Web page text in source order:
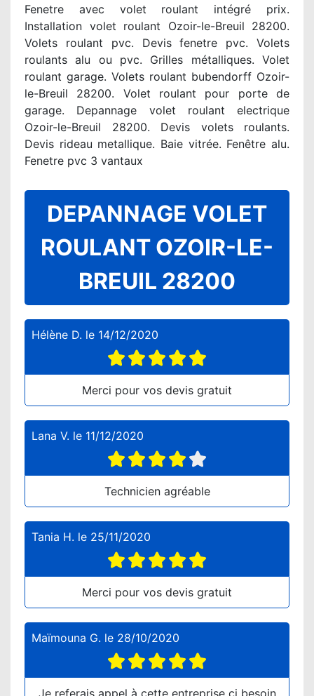
Fenetre avec volet roulant intégré prix.
Installation volet roulant Ozoir-le-Breuil 28200.
Volets roulant pvc. Devis fenetre pvc. Volets
roulants alu ou pvc. Grilles métalliques. Volet
roulant garage. Volets roulant bubendorff Ozoir-
le-Breuil 28200. Volet roulant pour porte de
garage. Depannage volet roulant electrique
Ozoir-le-Breuil 28200. Devis volets roulants.
Devis rideau metallique. Baie vitrée. Fenêtre alu.
Fenetre pvc 3 vantaux
DEPANNAGE VOLET
ROULANT OZOIR-LE-
BREUIL 28200
Hélène D. le 14/12/2020
Merci pour vos devis gratuit
Lana V. le 11/12/2020
Technicien agréable
Tania H. le 25/11/2020
Merci pour vos devis gratuit
Maïmouna G. le 28/10/2020
Je referais appel à cette entreprise ci besoin